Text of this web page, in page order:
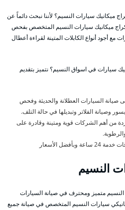
سيارات النسيم؟ لأننا نبحث دائماً عن
كراج ميكانيك سيارات النسيم المتخصص بفحص
مع أجود أنواع الكابلات المتينة لقراءة أعطال
سيارات في اسواق النسيم؟ نتميز بتقديم
صيانة السيارات العطلانة والحديثة وفحص
وصيانة الفلاتر وتبديلها في حالة التلف.
من أهم الشركات قوية ومتينة وقادرة على
الأسعار
النسيم
متميز ومحترف في صيانة السيارات
سيارات النسيم المتخصص في صيانة جميع